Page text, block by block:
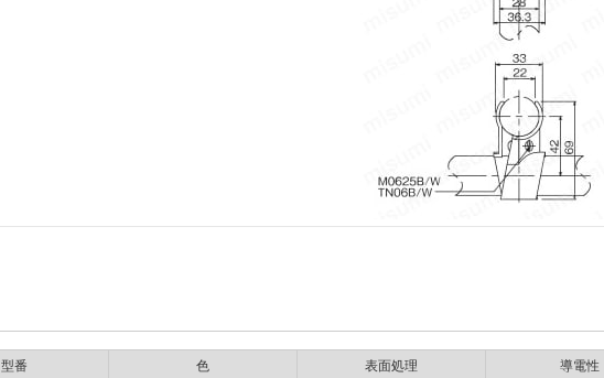
型番 色 表面処理 導電性